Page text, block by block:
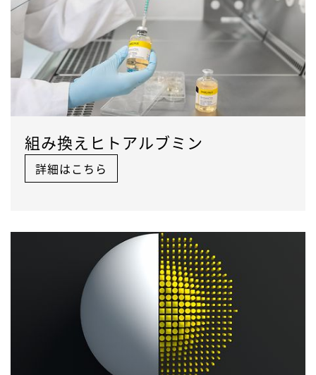
組み換えヒトアルブミン
詳細はこちら